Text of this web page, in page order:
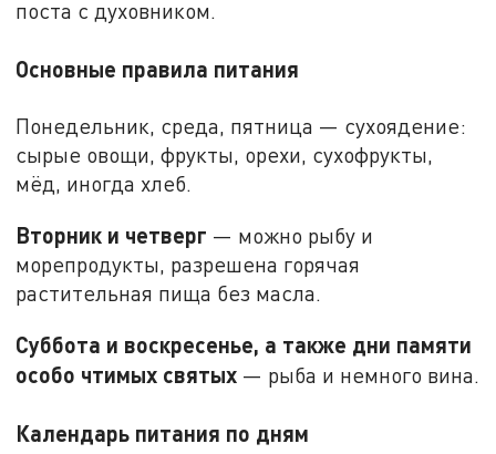
поста с духовником.
Основные правила питания
Понедельник, среда, пятница — сухоядение:
сырые овощи, фрукты, орехи, сухофрукты,
мёд, иногда хлеб.
Вторник и четверг — можно рыбу и
морепродукты, разрешена горячая
растительная пища без масла.
Суббота и воскресенье, а также дни памяти
особо чтимых святых — рыба и немного вина.
Календарь питания по дням